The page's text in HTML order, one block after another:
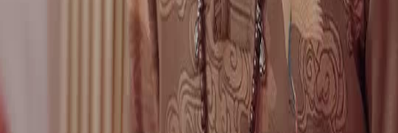
Detik Terakhir: Palu Turun, Dunia Berhenti
Slow motion saat palu mengarah ke cap—detik paling tegang! Wajah semua karakter
membeku. Ini bukan akhir, melainkan titik balik. Cap Kekaisaran mungkin pecah, tetapi
mitosnya justru lahir. Film pendek ini membuktikan: 2 menit bisa lebih dramatis daripada 2
Cap Kekaisaran yang Membuat Jantung Berdebar